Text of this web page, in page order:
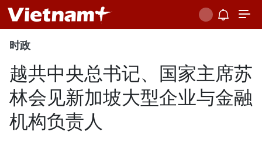
时政
越共中央总书记、国家主席苏
林会见新加坡大型企业与金融
机构负责人